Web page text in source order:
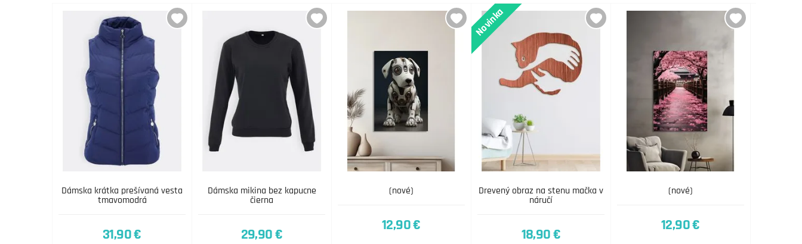
Dámska krátka prešívaná vesta
tmavomodrá
31,90 €
Dámska mikina bez kapucne
čierna
29,90 €
(nové)
12,90 €
Drevený obraz na stenu mačka v
náručí
Novinka
18,90 €
(nové)
12,90 €